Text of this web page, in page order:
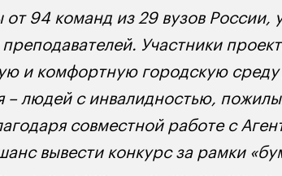
94 команд из 29 вузов России,
Участники
и комфортную городскую среду
– людей с инвалидностью,
совместной работе с
вывести конкурс за рамки